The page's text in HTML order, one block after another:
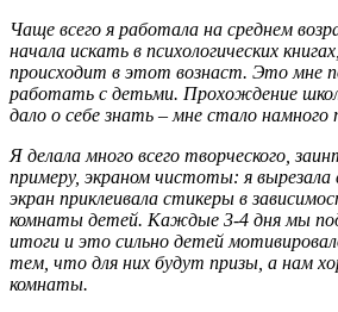
Чаще всего я работала на среднем
начала искать в психологических
происходит в этот вознаст. Это мне
работать с детьми. Прохождение
дало о себе знать – мне стало намного
Я делала много всего творческого,
примеру, экраном чистоты: я
экран приклеивала стикеры в
комнаты детей. Каждые 3-4 дня мы
итоги и это сильно детей
тем, что для них будут призы, а нам
комнаты.